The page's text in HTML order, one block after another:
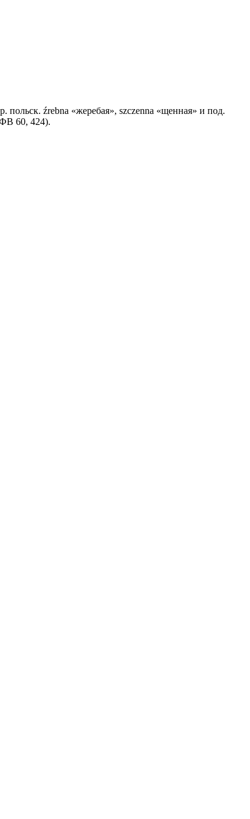
źrebna «жеребая», szczenna «щенная» и под.
60, 424).